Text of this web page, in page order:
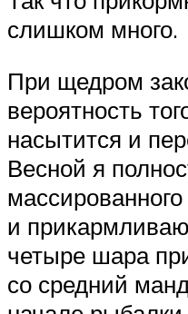
слишком много.
При щедром
вероятность
насытится и
Весной я
и
четыре шара
со средний